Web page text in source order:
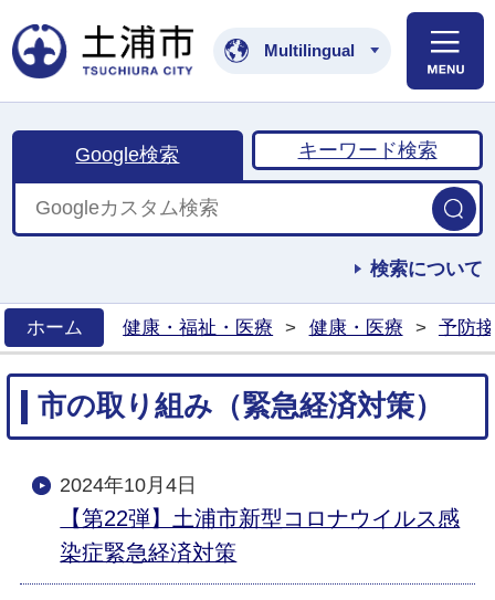
土浦市公式ホームペ
Multilingual
Google検索 キーワード検索
検索について
ホーム
健康・福祉・医療 > 健康・医療 > 予防
市の取り組み（緊急経済対策）
2024年10月4日
【第22弾】土浦市新型コロナウイルス感
染症緊急経済対策